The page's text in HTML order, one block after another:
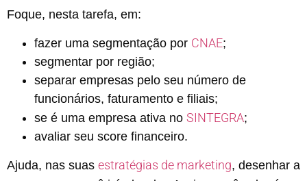
Foque, nesta tarefa, em:
fazer uma segmentação por CNAE;
segmentar por região;
separar empresas pelo seu número de
funcionários, faturamento e filiais;
se é uma empresa ativa no SINTEGRA;
avaliar seu score financeiro.
Ajuda, nas suas estratégias de marketing, desenhar a